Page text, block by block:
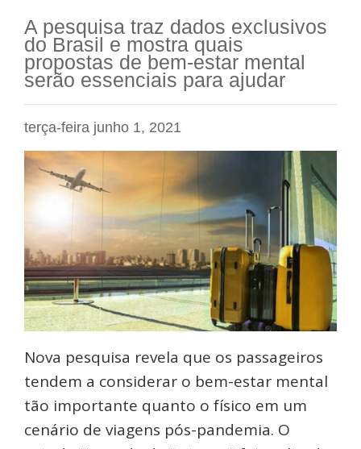
A pesquisa traz dados exclusivos
do Brasil e mostra quais
propostas de bem-estar mental
serão essenciais para ajudar
terça-feira junho 1, 2021
Nova pesquisa revela que os passageiros
tendem a considerar o bem-estar mental
tão importante quanto o físico em um
cenário de viagens pós-pandemia. O